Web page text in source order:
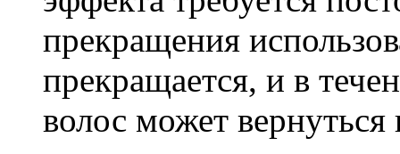
прекращения
прекращается, и в
волос может